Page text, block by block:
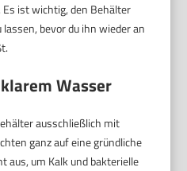
ist wichtig, den Behälter
bevor du ihn wieder an
Wasser
ausschließlich mit
ganz auf eine gründliche
aus, um Kalk und bakterielle